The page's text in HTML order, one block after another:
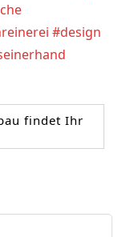
#design
findet Ihr